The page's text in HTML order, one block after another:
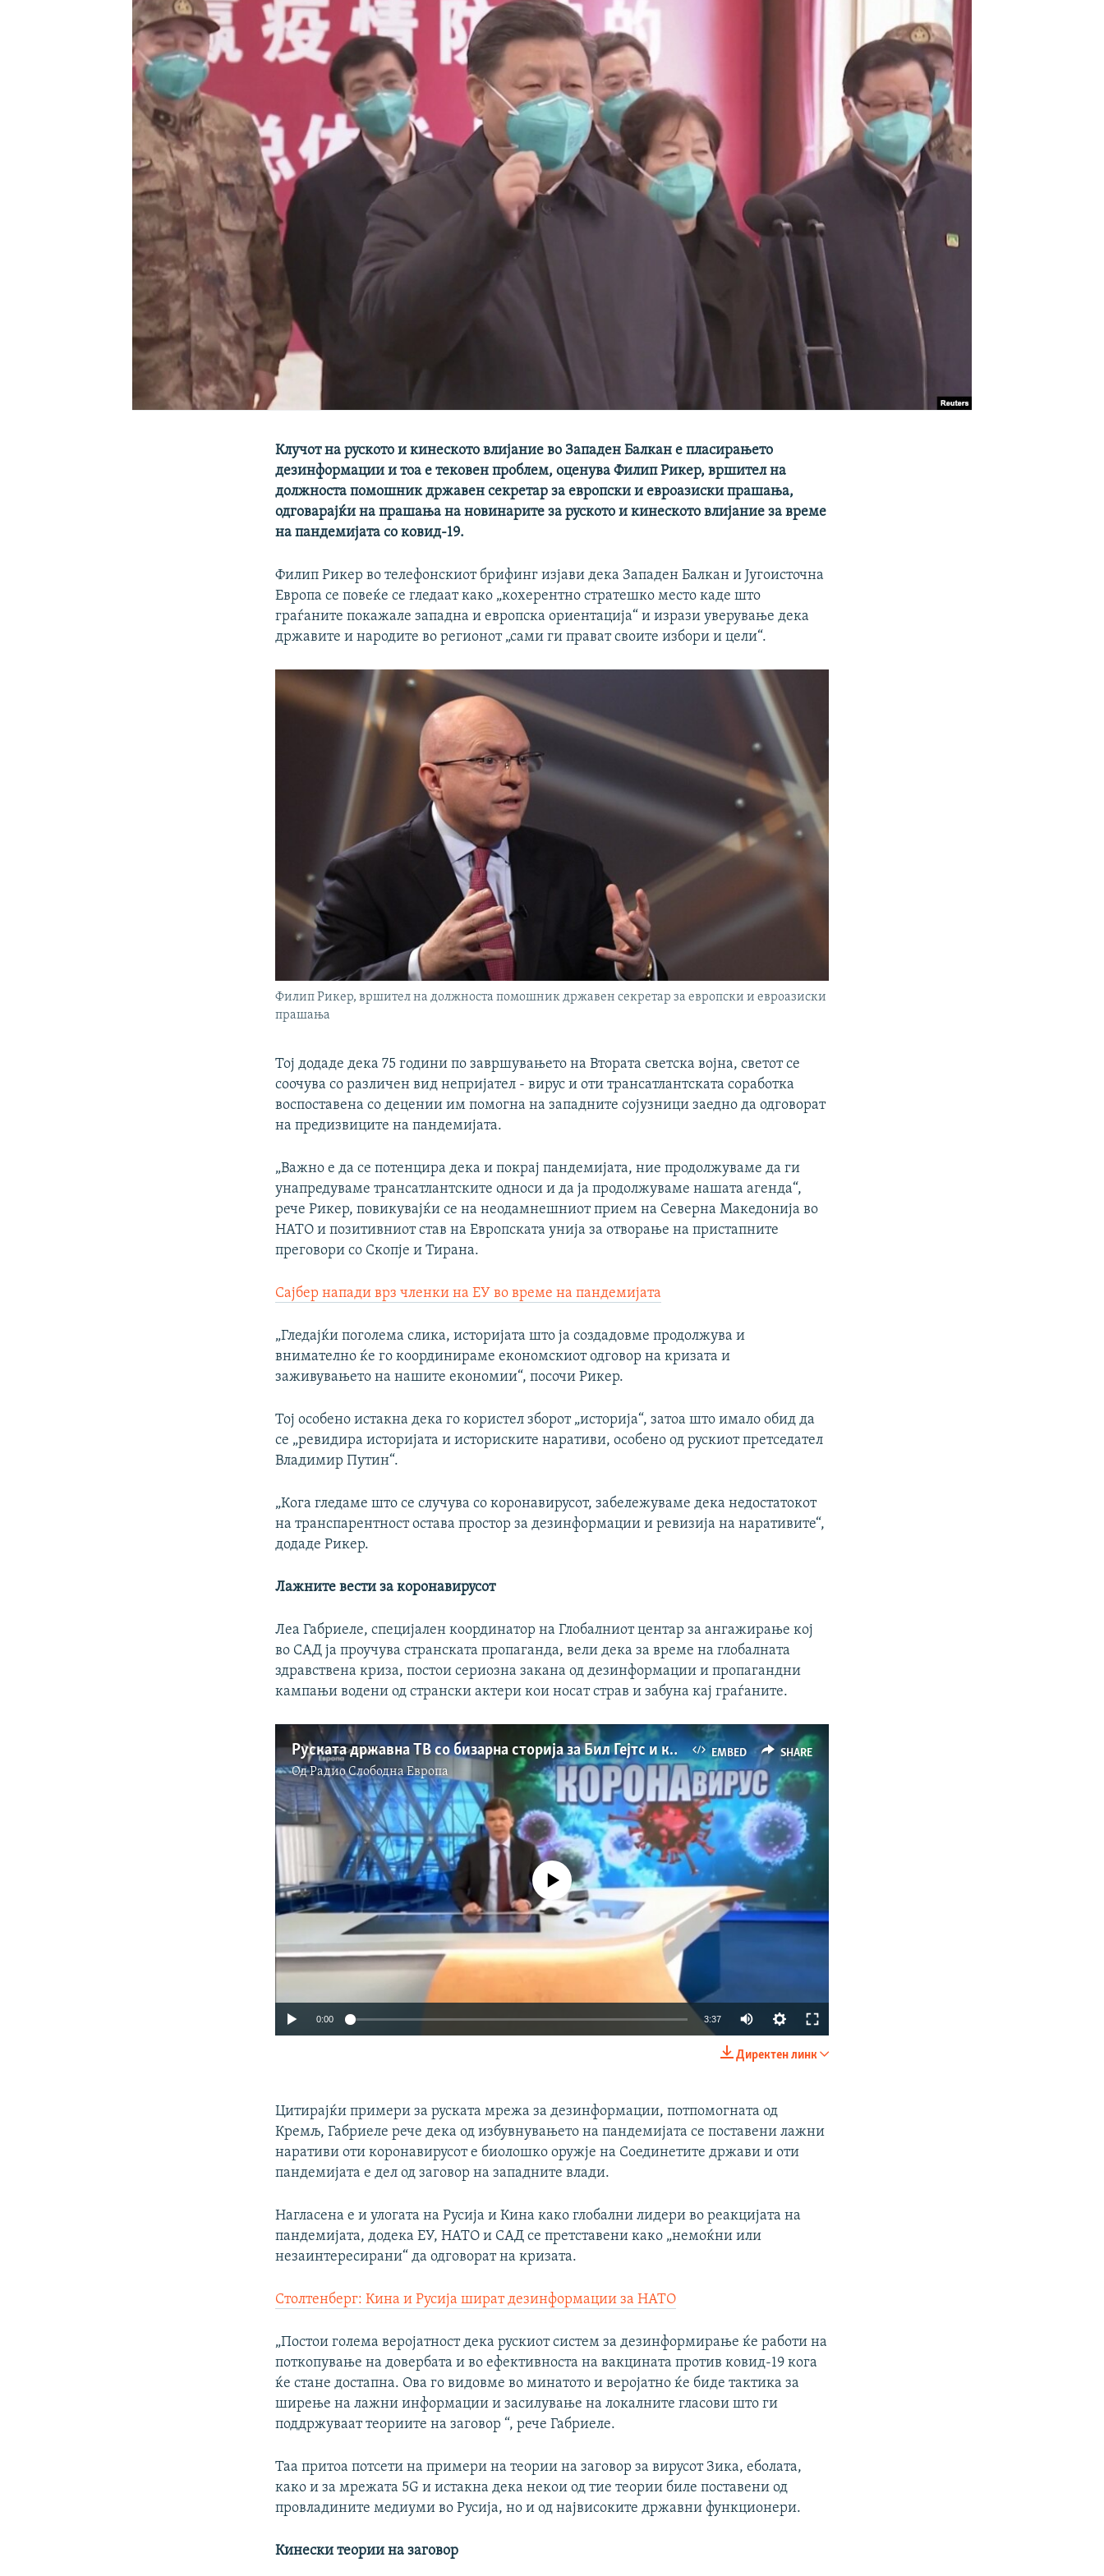
Клучот на руското и кинеското влијание во Западен Балкан е пласирањето
дезинформации и тоа е тековен проблем, оценува Филип Рикер, вршител на
должноста помошник државен секретар за европски и евроазиски прашања,
одговарајќи на прашања на новинарите за руското и кинеското влијание за време
на пандемијата со ковид-19.
Филип Рикер во телефонскиот брифинг изјави дека Западен Балкан и Југоисточна
Европа се повеќе се гледаат како „кохерентно стратешко место каде што
граѓаните покажале западна и европска ориентација“ и изрази уверување дека
државите и народите во регионот „сами ги прават своите избори и цели“.
Филип Рикер, вршител на должноста помошник државен секретар за европски и евроазиски
прашања
Тој додаде дека 75 години по завршувањето на Втората светска војна, светот се
соочува со различен вид непријател - вирус и оти трансатлантската соработка
воспоставена со децении им помогна на западните сојузници заедно да одговорат
на предизвиците на пандемијата.
„Важно е да се потенцира дека и покрај пандемијата, ние продолжуваме да ги
унапредуваме трансатлантските односи и да ја продолжуваме нашата агенда“,
рече Рикер, повикувајќи се на неодамнешниот прием на Северна Македонија во
НАТО и позитивниот став на Европската унија за отворање на пристапните
преговори со Скопје и Тиранa.
Сајбер напади врз членки на ЕУ во време на пандемијата
„Гледајќи поголема слика, историјата што ја создадовме продолжува и
внимателно ќе го координираме економскиот одговор на кризата и
заживувањето на нашите економии“, посочи Рикер.
Тој особено истакна дека го користел зборот „историја“, затоа што имало обид да
се „ревидира историјата и историските наративи, особено од рускиот претседател
Владимир Путин“.
„Кога гледаме што се случува со коронавирусот, забележуваме дека недостатокот
на транспарентност остава простор за дезинформации и ревизија на наративите“,
додаде Рикер.
Лажните вести за коронавирусот
Леа Габриеле, специјален координатор на Глобалниот центар за ангажирање кој
во САД ја проучува странската пропаганда, вели дека за време на глобалната
здравствена криза, постои сериозна закана од дезинформации и пропагандни
кампањи водени од странски актери кои носат страв и забуна кај граѓаните.
EMBED SHARE
Руската државна ТВ со бизарна сторија за Бил Гејтс и коронавирусот
ОдРадио Слободна Eвропа
SHARE
Auto 270p 360p 404p
No media source currently available
0:00 3:37
1080p
Директен линк
Цитирајќи примери за руската мрежа за дезинформации, потпомогната од
Кремљ, Габриеле рече дека од избувнувањето на пандемијата се поставени лажни
наративи оти коронавирусот е биолошко оружје на Соединетите држави и оти
пандемијата е дел од заговор на западните влади.
Нагласена е и улогата на Русија и Кина како глобални лидери во реакцијата на
пандемијата, додека ЕУ, НАТО и САД се претставени како „немоќни или
незаинтересирани“ да одговорат на кризата.
Столтенберг: Кина и Русија шират дезинформации за НАТО
„Постои голема веројатност дека рускиот систем за дезинформирање ќе работи на
поткопување на довербата и во ефективноста на вакцината против ковид-19 кога
ќе стане достапна. Ова го видовме во минатото и веројатно ќе биде тактика за
ширење на лажни информации и засилување на локалните гласови што ги
поддржуваат теориите на заговор “, рече Габриеле.
Таа притоа потсети на примери на теории на заговор за вирусот Зика, еболата,
како и за мрежата 5G и истакна дека некои од тие теории биле поставени од
провладините медиуми во Русија, но и од највисоките државни функционери.
Кинески теории на заговор